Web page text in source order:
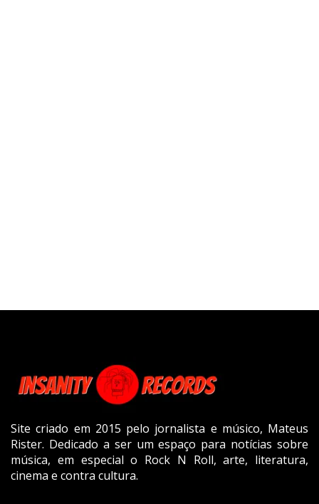
Site criado em 2015 pelo jornalista e músico, Mateus
Rister. Dedicado a ser um espaço para notícias sobre
música, em especial o Rock N Roll, arte, literatura,
cinema e contra cultura.